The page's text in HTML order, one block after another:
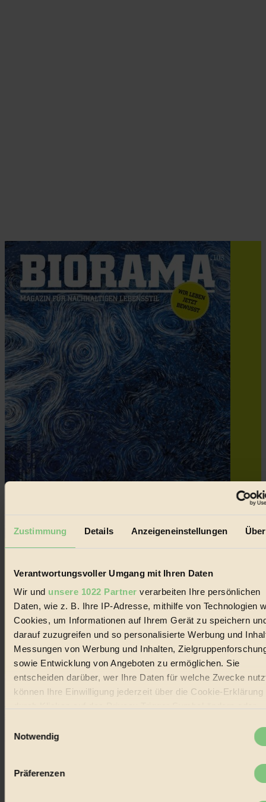
Zustimmung Details Anzeigeneinstellungen
Verantwortungsvoller Umgang mit Ihren Daten
Wir und unsere 1022 Partner verarbeiten Ihre persönlichen
Daten, wie z. B. Ihre IP-Adresse, mithilfe von Technologien
Cookies, um Informationen auf Ihrem Gerät zu speichern
darauf zuzugreifen und so personalisierte Werbung und
Messungen von Werbung und Inhalten,
sowie Entwicklung von Angeboten zu ermöglichen. Sie
entscheiden darüber, wer Ihre Daten für welche Zwecke
können Ihre Einwilligung jederzeit über die Cookie-Erklärung
Informationen über Ihre geografische Lage erfassen,
welche bis auf einige Meter genau sein können
Notwendig
Präferenzen
Coverstory
Außerdem im Heft
Freilandhühnerbetrieb vorbeischauen.
GEMEIN: